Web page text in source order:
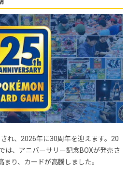
れ、2026年に30周年を迎えます。20
は、アニバーサリー記念BOXが発売さ
り、カードが高騰しました。